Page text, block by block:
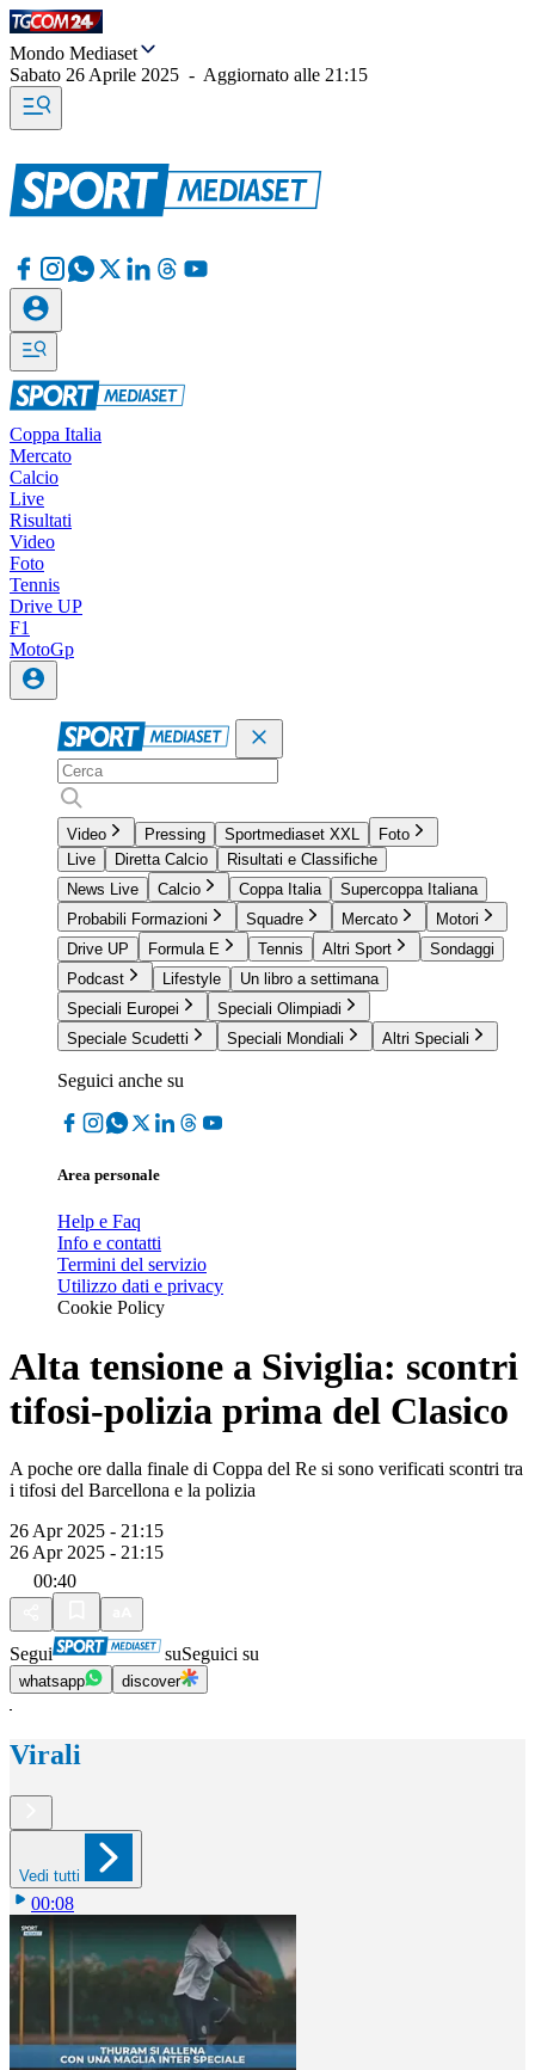
Mondo Mediaset
Sabato 26 Aprile 2025 - Aggiornato alle 21:15
Coppa Italia
Mercato
Calcio
Live
Risultati
Video
Foto
Tennis
Drive UP
F1
MotoGp
Video Pressing Sportmediaset XXL
Foto
Live
Diretta Calcio
Risultati e Classifiche
News Live
Calcio Coppa Italia
Supercoppa Italiana
Probabili Formazioni
Squadre Mercato
Motori
Drive UP
Formula E Tennis Altri Sport
Sondaggi
Podcast
Lifestyle
Un libro a settimana
Speciali Europei
Speciali Olimpiadi
Speciale Scudetti
Speciali Mondiali Altri Speciali
Seguici anche su
Area personale
Help e Faq
Info e contatti
Termini del servizio
Utilizzo dati e privacy
Cookie Policy
Alta tensione a Siviglia: scontri
tifosi-polizia prima del Clasico
A poche ore dalla finale di Coppa del Re si sono verificati scontri tra
i tifosi del Barcellona e la polizia
26 Apr 2025 - 21:15
26 Apr 2025 - 21:15
00:40
Segui suSeguici su
whatsapp discover
Virali
Vedi tutti
00:08